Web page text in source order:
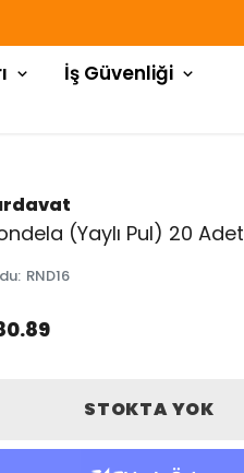
İş Güvenliği
(Yaylı Pul) 20 Adet
: RND16
STOKTA YOK